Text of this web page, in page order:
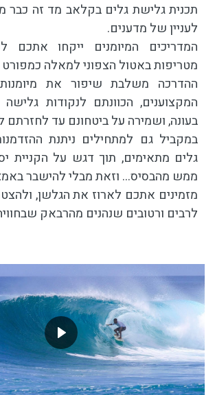
תכנית גלישת גלים בקלאב מד זה כבר
לעניין של מדענים.
המדריכים המיומנים ייקחו אתכם
מטריפות באטול הצפוני למאלה
ההדרכה משלבת שיפור את
המקצוענים, הכוונתם לנקודות גלישה
בעונה, ושמירה על ביטחונם עד
במקביל גם למתחילים ניתנת
גלים מתאימים, תוך דגש על הקניית
ממש מהבסיס... וזאת מבלי להישבר
מזמינים אתכם לארוז את הגלשן,
לרבים ורטובים שנהנים מהרבאק